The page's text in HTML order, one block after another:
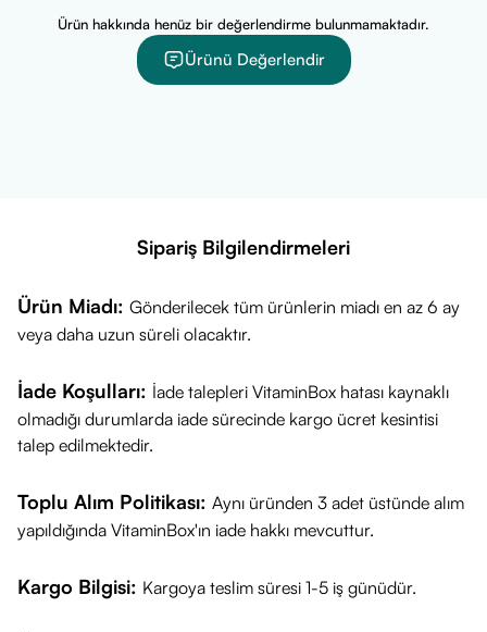
Kullanan Yaş Grubu
Bu ürün, güneşin zararlı etkilerinden korunmak ve yaşlanma
karşıtı bir bakım desteği almak isteyen
tüm yetişkinlerin
Üzüm Polifenolleri:Fransız üzüm çekirdeklerinden elde
Ladin Özü:Cildin doğal savunma mekanizmasını
güçlendirmeye yardımcı bileşen.
E Vitamini:
Cilt bariyerini destekleyen ve nem kaybını
önleyen koruyucu vitamin.
Önemli Bilgi:Silikon, alkol, paraben, fenoksietanol ve
gözenekleri tıkamaz.
Kullanım Şekli
izleyiniz:
Ürün hakkında henüz bir değerlendirme bulunmamaktadır.
Ürünü Değerlendir
Sipariş Bilgilendirmeleri
Ürün Miadı: Gönderilecek tüm ürünlerin miadı en az 6 ay
veya daha uzun süreli olacaktır.
İade Koşulları: İade talepleri VitaminBox hatası kaynaklı
olmadığı durumlarda iade sürecinde kargo ücret kesintisi
talep edilmektedir.
Toplu Alım Politikası: Aynı üründen 3 adet üstünde alım
yapıldığında VitaminBox'ın iade hakkı mevcuttur.
Kargo Bilgisi: Kargoya teslim süresi 1-5 iş günüdür.